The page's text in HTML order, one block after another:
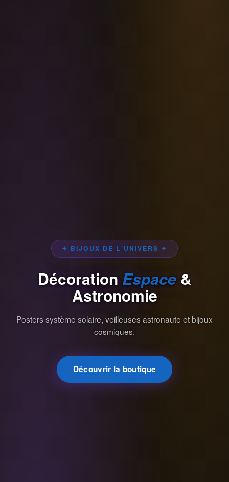
✦ BIJOUX DE L'UNIVERS ✦
Décoration Espace&
Astronomie
Posters système solaire, veilleuses astronaute et bijoux
cosmiques.
Découvrir la boutique